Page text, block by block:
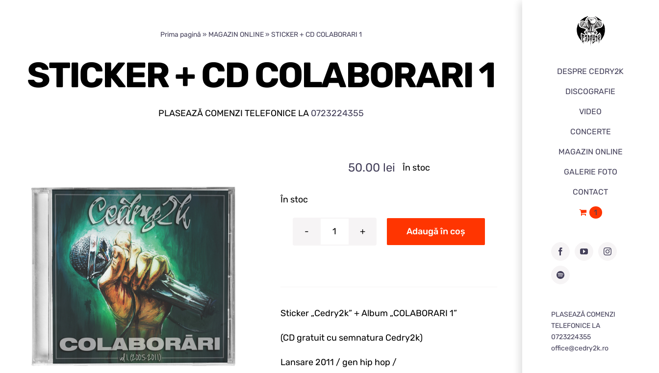
DESPRE CEDRY2K
DISCOGRAFIE
VIDEO
CONCERTE
MAGAZIN ONLINE
GALERIE FOTO
CONTACT
1
FacebookYouTubeInstagram
Spotify
PLASEAZĂ COMENZI
TELEFONICE LA
0723224355
office@cedry2k.ro
Prima pagină » MAGAZIN ONLINE» STICKER + CD COLABORARI 1
STICKER + CD COLABORARI 1
PLASEAZĂ COMENZI TELEFONICE LA 0723224355
50.00 lei În stoc
În stoc
Cantitate
1
Adaugă în coș
Sticker „Cedry2k” + Album „COLABORARI 1”
(CD gratuit cu semnatura Cedry2k)
Lansare 2011 / gen hip hop /